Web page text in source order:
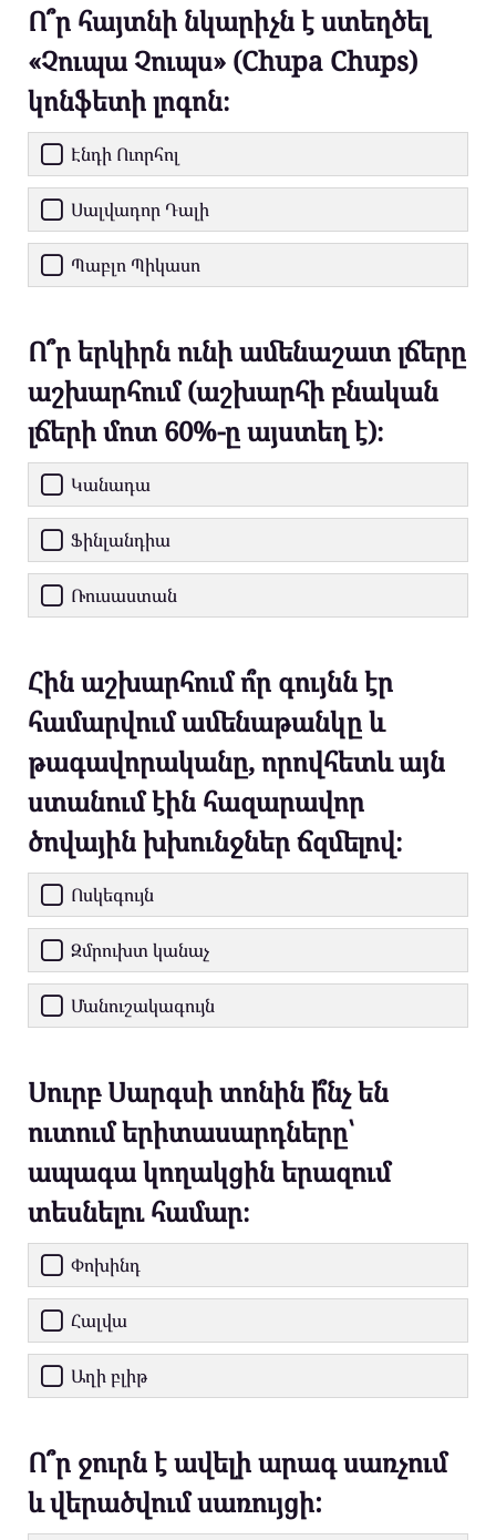
Ո՞ր հայտնի նկարիչն է ստեղծել
«Չուպա Չուպս» (Chupa Chups)
կոնֆետի լոգոն։
Էնդի Ուորհոլ
Սալվադոր Դալի
Պաբլո Պիկասո
Ո՞ր երկիրն ունի ամենաշատ լճերը
աշխարհում (աշխարհի բնական
լճերի մոտ 60%-ը այստեղ է)։
Կանադա
Ֆինլանդիա
Ռուսաստան
Հին աշխարհում ո՞ր գույնն էր
համարվում ամենաթանկը և
թագավորականը, որովհետև այն
ստանում էին հազարավոր
ծովային խխունջներ ճզմելով։
Ոսկեգույն
Զմրուխտ կանաչ
Մանուշակագույն
Սուրբ Սարգսի տոնին ի՞նչ են
ուտում երիտասարդները՝
ապագա կողակցին երազում
տեսնելու համար։
Փոխինդ
Հալվա
Աղի բլիթ
Ո՞ր ջուրն է ավելի արագ սառչում
և վերածվում սառույցի: